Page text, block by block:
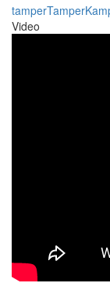
tamperTamper
Video